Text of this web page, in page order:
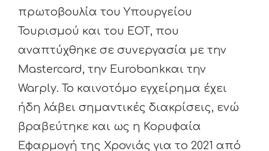
πρωτοβουλία του Υπουργείου
Τουρισμού και του ΕΟΤ, που
αναπτύχθηκε σε συνεργασία με την
Mastercard, την Eurobankκαι την
Warply. Το καινοτόμο εγχείρημα έχει
ήδη λάβει σημαντικές διακρίσεις, ενώ
βραβεύτηκε και ως η Κορυφαία
Εφαρμογή της Χρονιάς για το 2021 από